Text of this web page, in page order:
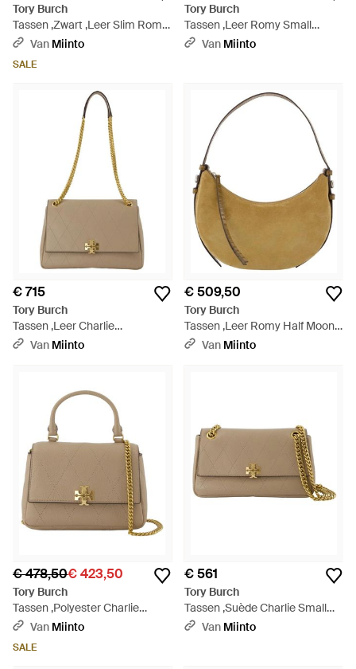
Tory Burch
Tassen ,Zwart ,Leer Slim Romy
Handtas - Zwart
Van Miinto
SALE
Tory Burch
Tassen ,Leer Romy Small
Bauletto Tas - Bruin
Van Miinto
€ 715
Tory Burch
Tassen ,Leer Charlie
Schoudertas - Naturel
Van Miinto
€ 509,50
Tory Burch
Tassen ,Leer Romy Half Moon
Tas - Bruin
Van Miinto
€ 478,50€ 423,50
Tory Burch
Tassen ,Polyester Charlie
Quilted Top Handle Chain
Van Miinto
SALE
€ 561
Tory Burch
Tassen ,Suède Charlie Small
Shoulder Bag - Naturel
Van Miinto